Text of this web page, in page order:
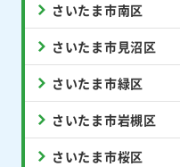
さいたま市南区
さいたま市見沼区
さいたま市緑区
さいたま市岩槻区
さいたま市桜区